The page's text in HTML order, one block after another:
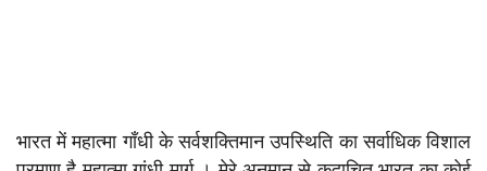
भारत में महात्मा गाँधी के सर्वशक्तिमान उपस्थिति का सर्वाधिक विशाल